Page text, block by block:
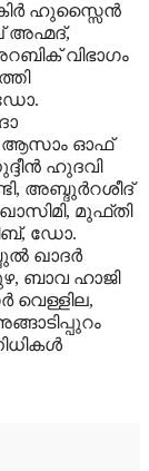
ഹുസ്സൈന്‍
അഹ്മദ്,
വിഭാഗം
ഡോ.
ആസാം ഓഫ്
ഹുദവി
അബ്ദുര്‍റശീദ്
മുഫ്തി
ഡോ.
ഖാദര്‍
ബാവ ഹാജി
വെള്ളില,